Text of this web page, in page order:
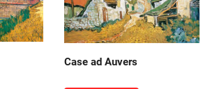
Case ad Auvers